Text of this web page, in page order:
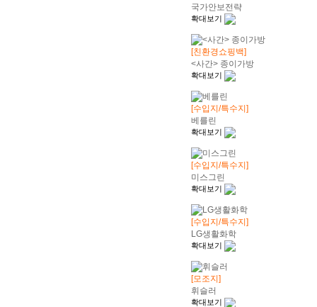
국가안보전략
확대보기
[친환경쇼핑백]
<사간> 종이가방
확대보기
[수입지/특수지]
베를린
확대보기
[수입지/특수지]
미스그린
확대보기
[수입지/특수지]
LG생활화학
확대보기
[모조지]
휘슬러
확대보기